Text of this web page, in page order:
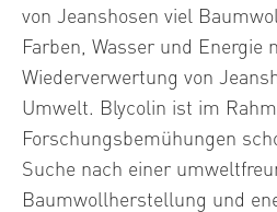
von Jeanshosen viel
Farben, Wasser und Energie
Wiederverwertung von
Umwelt. Blycolin ist im
Forschungsbemühungen
Suche nach einer
Baumwollherstellung und